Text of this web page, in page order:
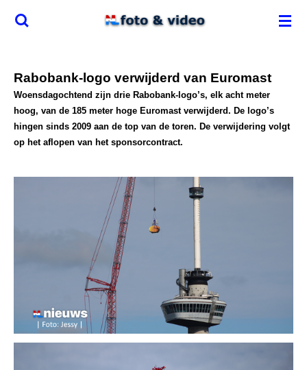
Ga
direct
hoofdinhoud
Rabobank-logo verwijderd van Euromast
Woensdagochtend zijn drie Rabobank-logo’s, elk acht meter
hoog, van de 185 meter hoge Euromast verwijderd. De logo’s
hingen sinds 2009 aan de top van de toren. De verwijdering volgt
op het aflopen van het sponsorcontract.